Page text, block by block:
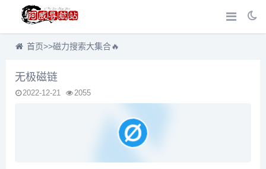
首页>>磁力搜索大集合🔥
无极磁链
2022-12-21 2055